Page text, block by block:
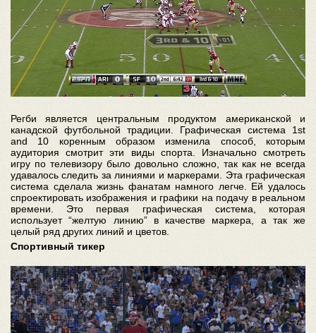
Регби является центральным продуктом американской и
канадской футбольной традиции. Графическая система 1st
and 10 коренным образом изменила способ, которым
аудитория смотрит эти виды спорта. Изначально смотреть
игру по телевизору было довольно сложно, так как не всегда
удавалось следить за линиями и маркерами. Эта графическая
система сделала жизнь фанатам намного легче. Ей удалось
спроектировать изображения и графики на подачу в реальном
времени. Это первая графическая система, которая
использует “желтую линию” в качестве маркера, а так же
целый ряд других линий и цветов.
Спортивный тикер